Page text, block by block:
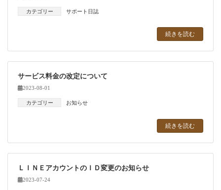
カテゴリー サポート日誌
続きを読む
サービス料金の改定について
2023-08-01
カテゴリー お知らせ
続きを読む
ＬＩＮＥアカウントのＩＤ変更のお知らせ
2023-07-24